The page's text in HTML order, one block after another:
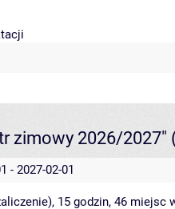
zimowy 2026/2027"
- 2027-02-01
15 godzin, 46 miejsc